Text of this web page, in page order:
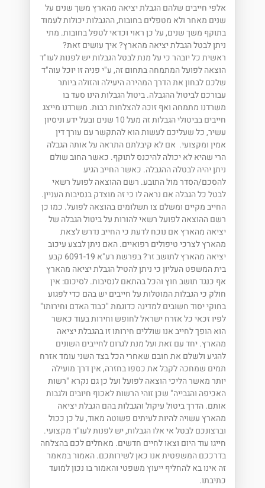
אלפי חייבים שלהם הגבלת יציאה מהארץ משך שנים על
שנים מאחר ולא מטפלים בחובות, ההגבלות יכולות לעמוד
בתוקף משך שנים, על כן ראוי וכדאי לטפל בחובות. מתי
ניתן לבטל הגבלת יציאה מהארץ? איך עושים זאת?
ראשית כל יובהר כי על מנת לבטל הגבלות יש לפנות לעו"ד
הוצאה לפועל המתמחה בתחום זה, ע"י פניה זו יוכל עוה"ד
שלכם לבחון את הדרך המהירה היעילה והזולה ביותר
עבורכם לביטול ההגבלה. ביטול הגבלות הינו סעד בו
משרדנו מתמחה ואף זוכה להצלחות רבות. משרדנו מייצג
חייבים בביטולי הגבלות זה מעל 10 שנים ובעל ידע וניסיון
עשיר, כל שעליכם לעשות הוא להתקשר עם עורך דין
אמין ומקצועי. אם לא קיבלתם התראה על אותה הגבלה
הרי שהיא לא יכולה להיכנס לתוקף. כאשר החוב שולם
ניתן יהיה לבטלה ההגבלה. כאשר החייב הגיע
להסכם/הסדר מול התובע. רשם ההוצאה לפועל רשאי
לבטל כל הגבלה אם נראה לו כי זה מוצדק בנסיבות העניין.
החייב מקיים ומשלם צו תשלומים בהוצאה לפועל. כמו כן
רשם ההוצאה לפועל רשאי להורות על ביטול הגבלה של
יציאה מהארץ אם נוכח לדעת כי החייב נדרש לצאת
מהארץ לצרכי טיפולים רפואיים. האם ניתן לבצע עיכוב
יציאה מהארץ לתושב זר? בפרשת רע"א 6091-19 קבע
בית המשפט העליון כי ניתן להטיל הגבלת יציאה מהארץ
אף כנגד תושב חוץ והכל בהתאם לנסיבות. לסיכום: אין
חולק כי הגבלות המוטלות על חייבים יש בהם כדי לפגוע
בחוקי יסוד חשובים למדינה כדוגמת "כבוד האדם וחירותו"
לפיו זכאי כל אזרח ישראל לחופש וחירות בעוד כאשר
הוא הופך לחייב אנו שוללים חירותו זו בהגבלת יציאה
מהארץ. יחד עם זאת ועל מנת לגרום לחייבים השונים
להגיע ולשלם את חובם שאחרי הכל בצד השני עומד אזרח
תמים שמחכה לקבל את כספו בחזרה, אין דרך מועילה
יותר מאשר הליכי הוצאה לפועל ועל כן גם נקרא "רשות
האכיפה והגבייה" שכן זוהי הרשות לאכוף חיובים ולגבות
אותם. הדרך ביטול עיקול והגבלות בהם הגבלת יציאה
מהארץ עשויה להיות לעיתים פשוטה מאוד, על כן ככול
וברצונכם לבטל אי אלו הגבלות, יש לפנות לעו"ד מקצועי.
חייגו עוד היום וצאו לחיים חדשים. מאחלים לכם בהצלחה
בדרככם המשפטית אנו כאן לשירותכם. האמור במאמר
זה אינו בא להחליף ייעוץ משפטי והאמור בו נכון למועד
כתיבתו.